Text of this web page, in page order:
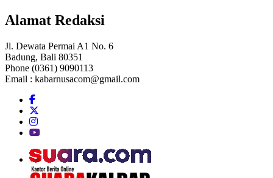
Alamat Redaksi
Jl. Dewata Permai A1 No. 6
Badung, Bali 80351
Phone (0361) 9090113
Email : kabarnusacom@gmail.com